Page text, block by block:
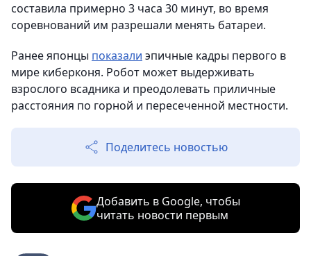
составила примерно 3 часа 30 минут, во время
соревнований им разрешали менять батареи.
Ранее японцы показали эпичные кадры первого в
мире киберконя. Робот может выдерживать
взрослого всадника и преодолевать приличные
расстояния по горной и пересеченной местности.
Поделитесь новостью
Добавить в Google, чтобы
читать новости первым